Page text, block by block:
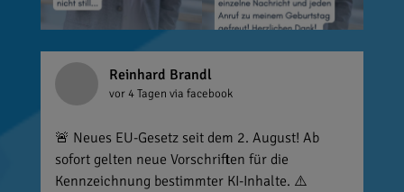
Reinhard Brandl
vor 4 Tagen via facebook
🚨 Neues EU-Gesetz seit dem 2. August! Ab
sofort gelten neue Vorschriften für die
Kennzeichnung bestimmter KI-Inhalte. ⚠️